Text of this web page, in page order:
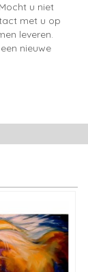
u niet
met u op
leveren.
nieuwe